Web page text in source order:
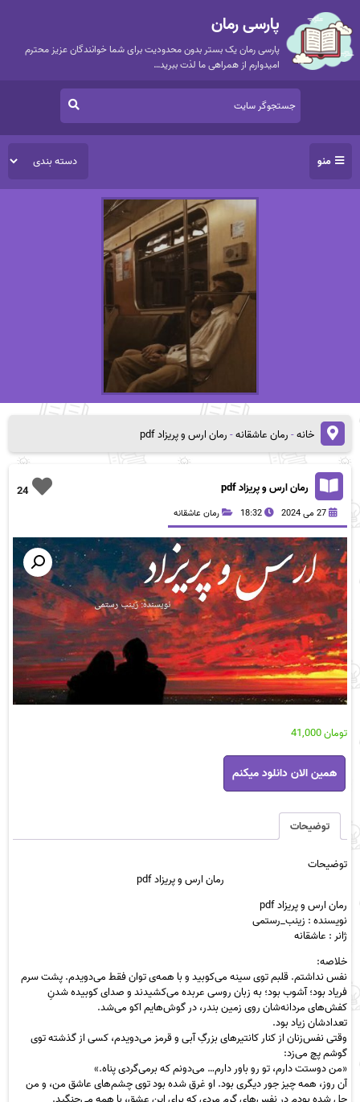
پارسی رمان
پارسی رمان یک بستر بدون محدودیت برای شما خوانندگان عزیز محترم
امیدوارم از همراهی ما لذت ببرید…
منو
خانه-رمان عاشقانه-رمان ارس و پریزاد pdf
24 رمان ارس و پریزاد pdf
27 می 2024 18:32 رمان عاشقانه
تومان41,000
رمان
ارس
و
pdf
عدد
همین الان دانلود میکنم
توضیحات
توضیحات
رمان ارس و پریزاد pdf
رمان ارس و پریزاد pdf
نویسنده : زینب_رستمی
ژانر : عاشقانه
خلاصه:
نفس نداشتم. قلبم توی سینه می‌کوبید و با همه‌ی توان فقط می‌دویدم. پشت سرم
فریاد بود؛ آشوب بود؛ به زبان روسی عربده می‌کشیدند و صدای کوبیده شدنِ
کفش‌های مردانه‌شان روی زمین بندر، در گوش‌هایم اکو می‌شد.
تعدادشان زیاد بود.
وقتی نفس‌زنان از کنار کانتیرهای بزرگِ آبی و قرمز می‌دویدم، کسی از گذشته توی
گوشم پچ می‌زد:
«من دوستت دارم، تو رو باور دارم… می‌دونم که برمی‌گردی پناه.»
آن روز، همه چیز جور دیگری بود. او غرق شده بود توی چشم‌های عاشق من، و من